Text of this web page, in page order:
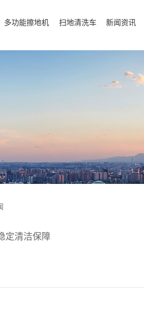
多功能擦地机 扫地清洗车 新闻资讯
定清洁保障